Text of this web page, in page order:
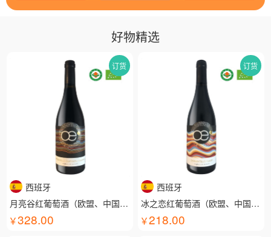
好物精选
订货
西班牙
月亮谷红葡萄酒（欧盟、中国有机认证）
328.00
订货
西班牙
冰之恋红葡萄酒（欧盟、中国有机认证）
218.00